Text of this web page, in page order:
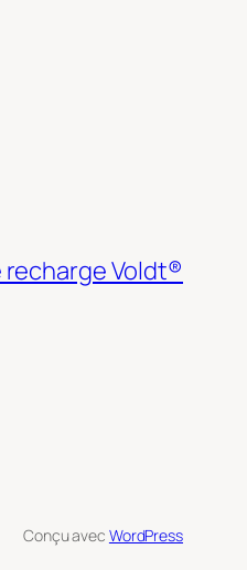
recharge Voldt®
Conçu avec WordPress